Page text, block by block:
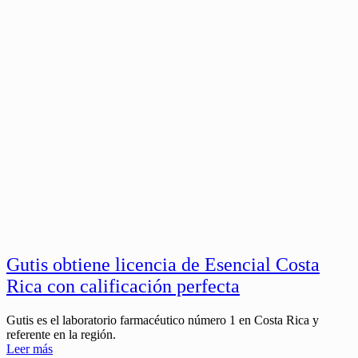
Gutis obtiene licencia de Esencial Costa
Rica con calificación perfecta
Gutis es el laboratorio farmacéutico número 1 en Costa Rica y
referente en la región.
Leer más